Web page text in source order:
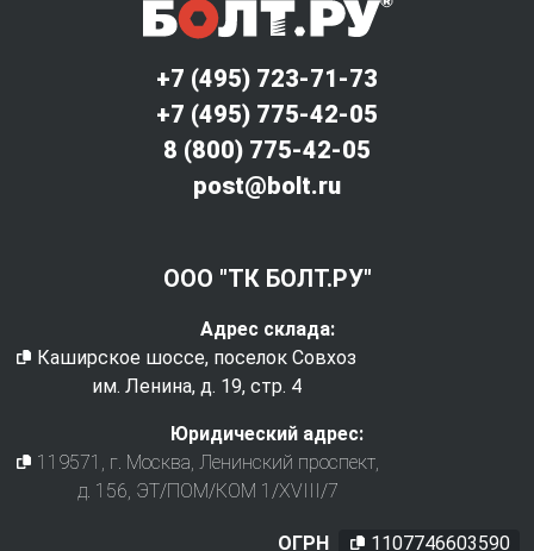
+7 (495) 723-71-73
+7 (495) 775-42-05
8 (800) 775-42-05
post@bolt.ru
ООО "ТК БОЛТ.РУ"
Адрес склада:
Каширское шоссе, поселок Совхоз
им. Ленина, д. 19, стр. 4
Юридический адрес:
119571 , г. Москва, Ленинский проспект,
д. 156, ЭТ/ПОМ/КОМ 1/XVIII/7
ОГРН
1107746603590